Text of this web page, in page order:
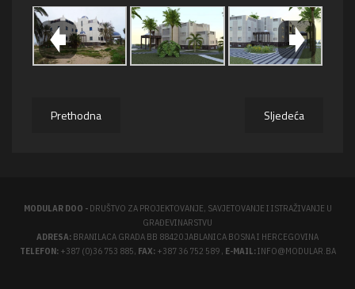
Prethodna Sljedeća
MODULAR DOO - DRUŠTVO ZA PROJEKTOVANJE, SAVJETOVANJE I ISTRAŽIVANJE U
GRAĐEVINARSTVU
ADRESA: BRANILACA GRADA BB 88420 JABLANICA BOSNA I HERCEGOVINA
TELEFON: +387 (0)36 753 885, FAX: +387 36 752 589 , E-MAIL:INFO@MODULAR.BA